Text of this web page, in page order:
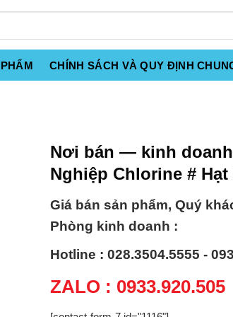
CHÍNH SÁCH VÀ QUY ĐỊNH
Nơi bán — kinh doanh
Nghiệp Chlorine #
Giá bán sản phẩm, Quý
Phòng kinh doanh :
Hotline : 028.3504.5555 -
ZALO : 0933.920.505